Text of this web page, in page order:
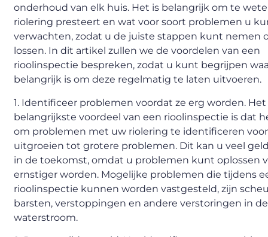
onderhoud van elk huis. Het is belangrijk om te
riolering presteert en wat voor soort problemen u
verwachten, zodat u de juiste stappen kunt nemen
lossen. In dit artikel zullen we de voordelen van een
rioolinspectie bespreken, zodat u kunt begrijpen
belangrijk is om deze regelmatig te laten uitvoeren.
1. Identificeer problemen voordat ze erg worden. Het
belangrijkste voordeel van een rioolinspectie is dat
om problemen met uw riolering te identificeren
uitgroeien tot grotere problemen. Dit kan u veel
in de toekomst, omdat u problemen kunt oplossen
ernstiger worden. Mogelijke problemen die tijdens
rioolinspectie kunnen worden vastgesteld, zijn
barsten, verstoppingen en andere verstoringen in de
waterstroom.